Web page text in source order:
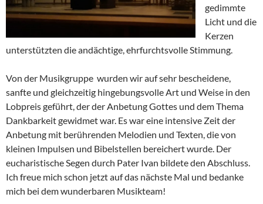
gedimmte
Licht und die
Kerzen
unterstützten die andächtige, ehrfurchtsvolle Stimmung.
Von der Musikgruppe wurden wir auf sehr bescheidene,
sanfte und gleichzeitig hingebungsvolle Art und Weise in den
Lobpreis geführt, der der Anbetung Gottes und dem Thema
Dankbarkeit gewidmet war. Es war eine intensive Zeit der
Anbetung mit berührenden Melodien und Texten, die von
kleinen Impulsen und Bibelstellen bereichert wurde. Der
eucharistische Segen durch Pater Ivan bildete den Abschluss.
Ich freue mich schon jetzt auf das nächste Mal und bedanke
mich bei dem wunderbaren Musikteam!